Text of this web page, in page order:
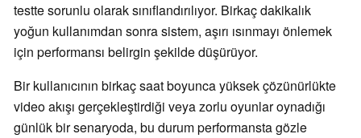
testte sorunlu olarak sınıflandırılıyor. Birkaç dakikalık
yoğun kullanımdan sonra sistem, aşırı ısınmayı önlemek
için performansı belirgin şekilde düşürüyor.
Bir kullanıcının birkaç saat boyunca yüksek çözünürlükte
video akışı gerçekleştirdiği veya zorlu oyunlar oynadığı
günlük bir senaryoda, bu durum performansta gözle